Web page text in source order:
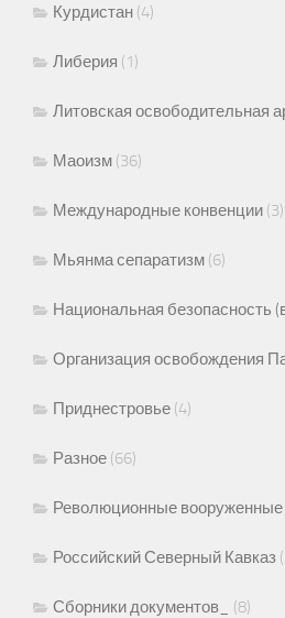
Курдистан (4)
Либерия (1)
Литовская освободительная
Маоизм (36)
Международные конвенции (3)
Мьянма сепаратизм (6)
Национальная безопасность
Организация освобождения
Приднестровье (4)
Разное (66)
Революционные
Российский Северный Кавказ
Сборники документов_ (8)